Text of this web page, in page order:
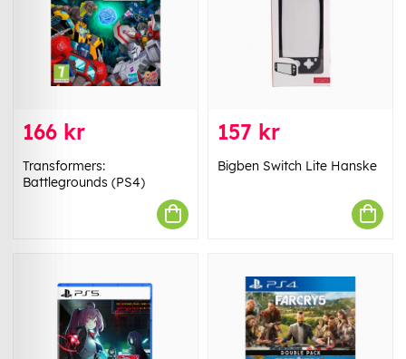
166 kr
Transformers:
Battlegrounds (PS4)
157 kr
Bigben Switch Lite Hanske